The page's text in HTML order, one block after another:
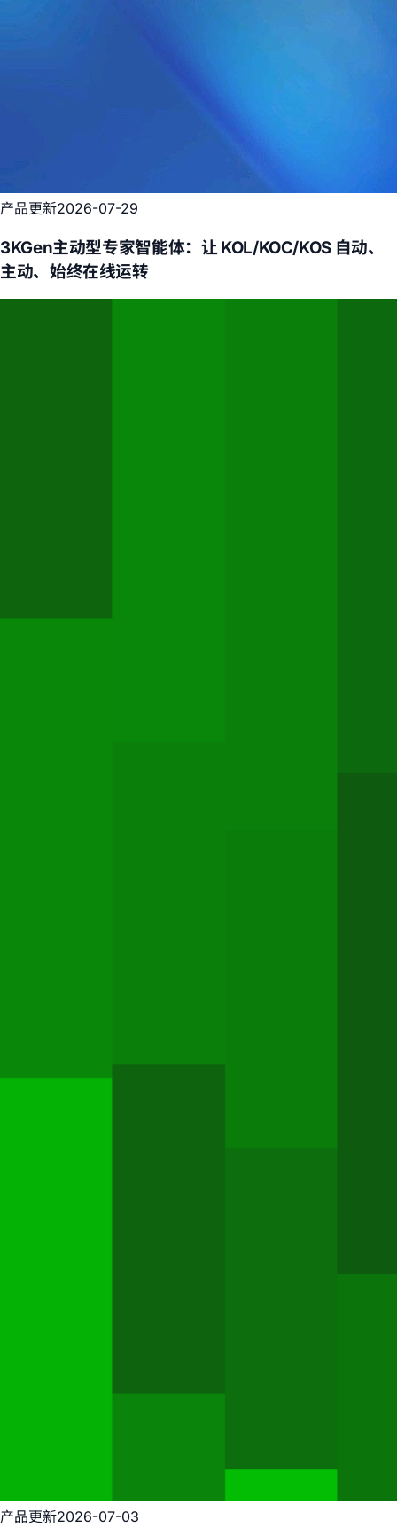
产品更新2026-07-29
3KGen主动型专家智能体：让 KOL/KOC/KOS 自动、
主动、始终在线运转
产品更新2026-07-03